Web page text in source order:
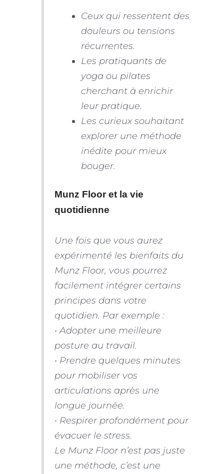
Ceux qui ressentent des
douleurs ou tensions
récurrentes.
Les pratiquants de
yoga ou pilates
cherchant à enrichir
leur pratique.
Les curieux souhaitant
explorer une méthode
inédite pour mieux
bouger.
Munz Floor et la vie
quotidienne
Une fois que vous aurez
expérimenté les bienfaits du
Munz Floor, vous pourrez
facilement intégrer certains
principes dans votre
quotidien. Par exemple :
• Adopter une meilleure
posture au travail.
• Prendre quelques minutes
pour mobiliser vos
articulations après une
longue journée.
• Respirer profondément pour
évacuer le stress.
Le Munz Floor n’est pas juste
une méthode, c’est une